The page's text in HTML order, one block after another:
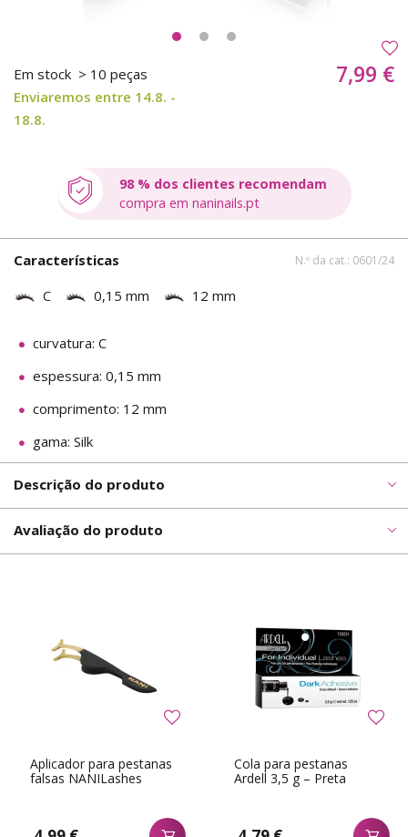
Em stock > 10 peças
Enviaremos entre 14.8. -
18.8.
7,99 €
98 % dos clientes recomendam
compra em naninails.pt
Características N.º da cat.: 0601/24
C 0,15 mm 12 mm
curvatura: C
espessura: 0,15 mm
comprimento: 12 mm
gama: Silk
Descrição do produto
Avaliação do produto
Aplicador para pestanas
falsas NANILashes
Cola para pestanas
Ardell 3,5 g – Preta